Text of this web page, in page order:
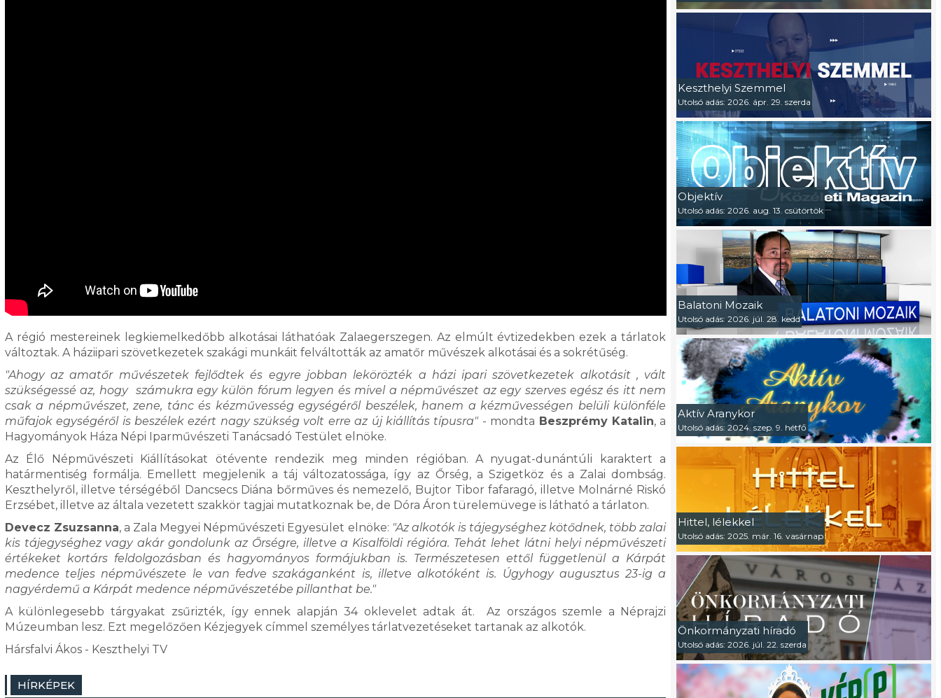
A régió mestereinek legkiemelkedőbb alkotásai láthatóak Zalaegerszegen. Az elmúlt évtizedekben ezek a tárlatok
változtak. A háziipari szövetkezetek szakági munkáit felváltották az amatőr művészek alkotásai és a sokrétűség.
"Ahogy az amatőr művészetek fejlődtek és egyre jobban lekörözték a házi ipari szövetkezetek alkotásit , vált
szükségessé az, hogy számukra egy külön fórum legyen és mivel a népművészet az egy szerves egész és itt nem
csak a népművészet, zene, tánc és kézművesség egységéről beszélek, hanem a kézművességen belüli különféle
műfajok egységéről is beszélek ezért nagy szükség volt erre az új kiállítás típusra" - mondta Beszprémy Katalin, a
Hagyományok Háza Népi Iparművészeti Tanácsadó Testület elnöke.
Az Élő Népművészeti Kiállításokat ötévente rendezik meg minden régióban. A nyugat-dunántúli karaktert a
határmentiség formálja. Emellett megjelenik a táj változatossága, így az Őrség, a Szigetköz és a Zalai dombság.
Keszthelyről, illetve térségéből Dancsecs Diána bőrműves és nemezelő, Bujtor Tibor fafaragó, illetve Molnárné Riskó
Erzsébet, illetve az általa vezetett szakkör tagjai mutatkoznak be, de Dóra Áron türelemüvege is látható a tárlaton.
Devecz Zsuzsanna, a Zala Megyei Népművészeti Egyesület elnöke: "Az alkotók is tájegységhez kötődnek, több zalai
kis tájegységhez vagy akár gondolunk az Őrségre, illetve a Kisalföldi régióra. Tehát lehet látni helyi népművészeti
értékeket kortárs feldolgozásban és hagyományos formájukban is. Természetesen ettől függetlenül a Kárpát
medence teljes népművészete le van fedve szakáganként is, illetve alkotóként is. Úgyhogy augusztus 23-ig a
nagyérdemű a Kárpát medence népművészetébe pillanthat be."
A különlegesebb tárgyakat zsűrizték, így ennek alapján 34 oklevelet adtak át. Az országos szemle a Néprajzi
Múzeumban lesz. Ezt megelőzően Kézjegyek címmel személyes tárlatvezetéseket tartanak az alkotók.
Hársfalvi Ákos - Keszthelyi TV
HÍRKÉPEK
Keszthelyi Szemmel
Utolsó adás: 2026. ápr. 29. szerda
Objektív
Utolsó adás: 2026. aug. 13. csütörtök
Balatoni Mozaik
Utolsó adás: 2026. júl. 28. kedd
Aktív Aranykor
Utolsó adás: 2024. szep. 9. hétfő
Hittel, lélekkel
Utolsó adás: 2025. már. 16. vasárnap
Önkormányzati híradó
Utolsó adás: 2026. júl. 22. szerda